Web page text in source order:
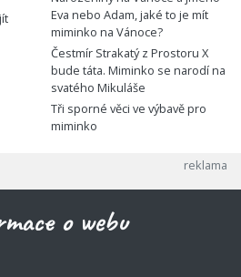
Eva nebo Adam, jaké to je mít
miminko na Vánoce?
Čestmír Strakatý z Prostoru X
bude táta. Miminko se narodí na
svatého Mikuláše
Tři sporné věci ve výbavě pro
miminko
o webu